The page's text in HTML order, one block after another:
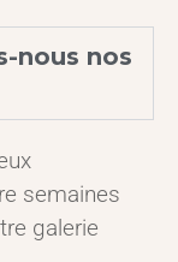
nous nos
semaines
galerie